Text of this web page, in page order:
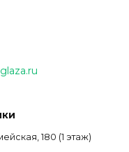
180 (1 этаж)